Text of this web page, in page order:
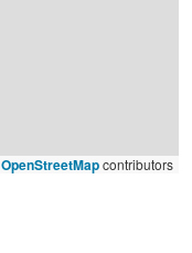
OpenStreetMapcontributors